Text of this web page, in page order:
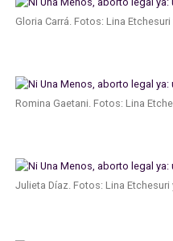
Gloria Carrá. Fotos: Lina
Romina Gaetani. Fotos: Lina
Julieta Díaz. Fotos: Lina